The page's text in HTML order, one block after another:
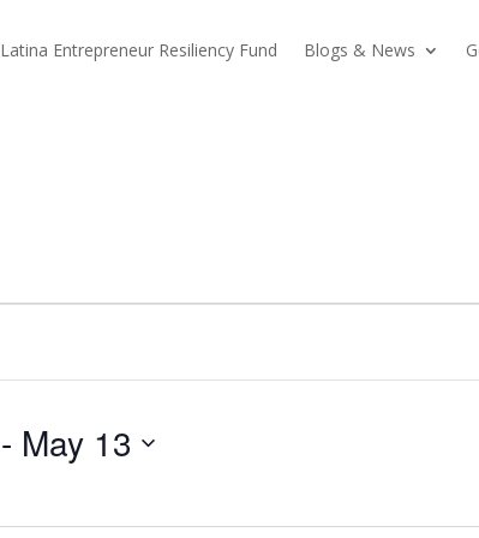
Latina Entrepreneur Resiliency Fund Blogs & News
- May 13